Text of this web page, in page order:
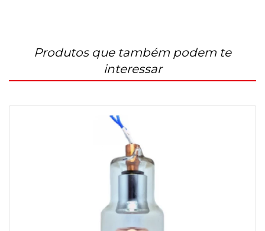
Produtos que também podem te
interessar